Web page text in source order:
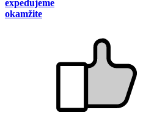
expedujeme
okamžite